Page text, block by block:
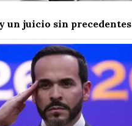
un juicio sin precedentes